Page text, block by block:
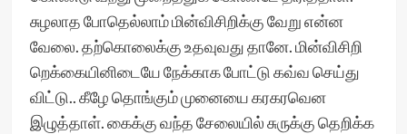
சுழலாத போதெல்லாம் மின்விசிறிக்கு வேறு என்ன
வேலை. தற்கொலைக்கு உதவுவது தானே. மின்விசிறி
றெக்கையினிடையே நேக்காக போட்டு கவ்வ செய்து
விட்டு.. கீழே தொங்கும் முனையை கரகரவென
இழுத்தாள். கைக்கு வந்த சேலையில் சுருக்கு தெறிக்க